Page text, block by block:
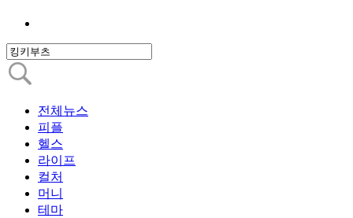
전체뉴스
피플
헬스
라이프
컬처
머니
테마